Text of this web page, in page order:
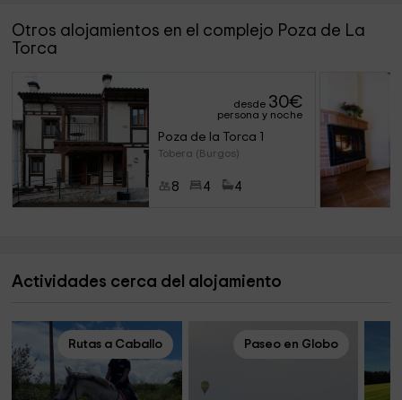
Otros alojamientos en el complejo Poza de La
Torca
desde 30€
persona y noche
Poza de la Torca 1
Tobera (Burgos)
8 4 4
Actividades cerca del alojamiento
Rutas a Caballo Paseo en Globo